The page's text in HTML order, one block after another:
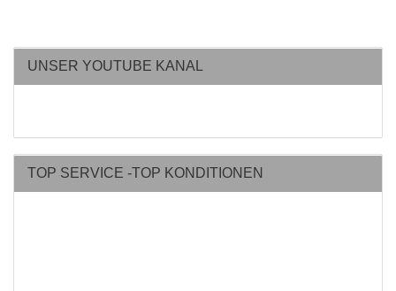
UNSER YOUTUBE KANAL
TOP SERVICE -TOP KONDITIONEN